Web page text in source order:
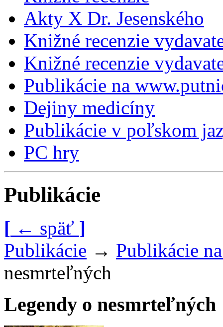
Akty X Dr. Jesenského
Knižné recenzie
Knižné recenzie
Publikácie na
Dejiny medicíny
Publikácie v poľskom
PC hry
Publikácie
[ ← späť ]
Publikácie → Publikácie
nesmrteľných
Legendy o nesmrteľných